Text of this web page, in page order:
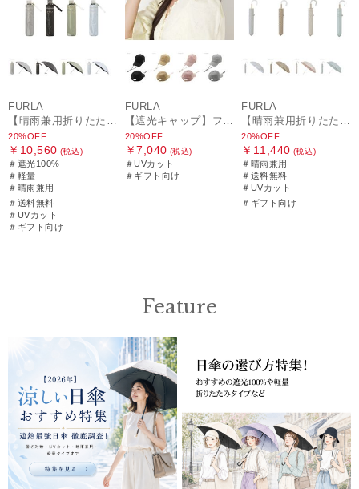
FURLA
【晴雨兼用折りたたみ日傘】フルラ (FURLA) ジッパー刺繍 遮光100 UV100 軽量
20%OFF
￥10,560 (税込)
＃遮光100%
＃軽量
＃晴雨兼用
＃送料無料
＃UVカット
＃ギフト向け
FURLA
【遮光キャップ】フルラ (FURLA) アーチロゴ キャップ 遮光UV帽子
20%OFF
￥7,040 (税込)
＃UVカット
＃ギフト向け
FURLA
【晴雨兼用折りたたみ日傘】フルラ (FURLA) パールリボンジャガード 遮光99.99 遮熱 UV99.99
20%OFF
￥11,440 (税込)
＃晴雨兼用
＃送料無料
＃UVカット
＃ギフト向け
Feature